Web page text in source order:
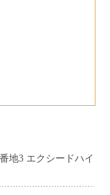
地3 エクシードハイ